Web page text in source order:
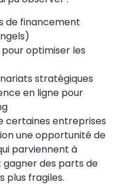
de financement
optimiser les
stratégiques
en ligne pour
certaines entreprises
une opportunité de
parviennent à
des parts de
plus fragiles.